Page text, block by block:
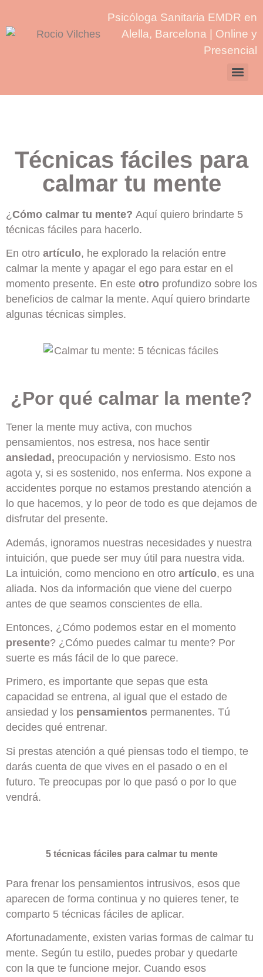
Psicóloga Sanitaria EMDR en
Alella, Barcelona | Online y
Presencial
Técnicas fáciles para
calmar tu mente
¿Cómo calmar tu mente? Aquí quiero brindarte 5
técnicas fáciles para hacerlo.
En otro artículo, he explorado la relación entre
calmar la mente y apagar el ego para estar en el
momento presente. En este otro profundizo sobre los
beneficios de calmar la mente. Aquí quiero brindarte
algunas técnicas simples.
¿Por qué calmar la mente?
Tener la mente muy activa, con muchos
pensamientos, nos estresa, nos hace sentir
ansiedad, preocupación y nerviosismo. Esto nos
agota y, si es sostenido, nos enferma. Nos expone a
accidentes porque no estamos prestando atención a
lo que hacemos, y lo peor de todo es que dejamos de
disfrutar del presente.
Además, ignoramos nuestras necesidades y nuestra
intuición, que puede ser muy útil para nuestra vida.
La intuición, como menciono en otro artículo, es una
aliada. Nos da información que viene del cuerpo
antes de que seamos conscientes de ella.
Entonces, ¿Cómo podemos estar en el momento
presente? ¿Cómo puedes calmar tu mente? Por
suerte es más fácil de lo que parece.
Primero, es importante que sepas que esta
capacidad se entrena, al igual que el estado de
ansiedad y los pensamientos permanentes. Tú
decides qué entrenar.
Si prestas atención a qué piensas todo el tiempo, te
darás cuenta de que vives en el pasado o en el
futuro. Te preocupas por lo que pasó o por lo que
vendrá.
5 técnicas fáciles para calmar tu mente
Para frenar los pensamientos intrusivos, esos que
aparecen de forma continua y no quieres tener, te
comparto 5 técnicas fáciles de aplicar.
Afortunadamente, existen varias formas de calmar tu
mente. Según tu estilo, puedes probar y quedarte
con la que te funcione mejor. Cuando esos